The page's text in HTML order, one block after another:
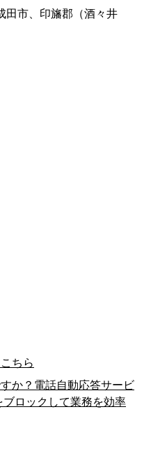
田市、印旛郡（酒々井
ちら
か？電話自動応答サービ
ロックして業務を効率